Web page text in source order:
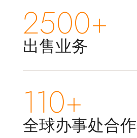
2500+
出售业务
110+
全球办事处合